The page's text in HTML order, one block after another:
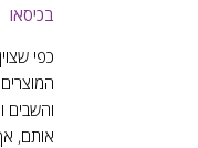
בכיסאו
כפי
והשבים
אותם,